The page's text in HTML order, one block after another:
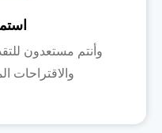
وأنتم مستعدون
والاقتراحات